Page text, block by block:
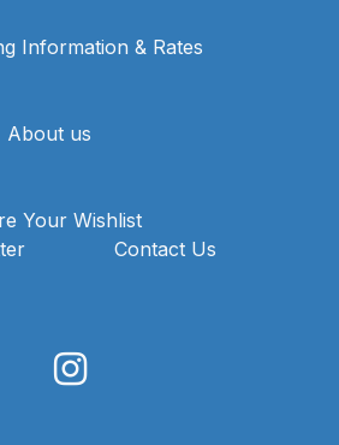
Information & Rates
About us
Your Wishlist
Contact Us